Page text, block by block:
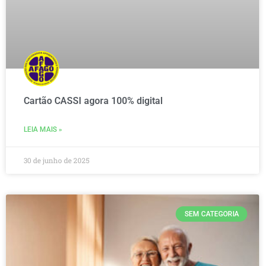
Cartão CASSI agora 100% digital
LEIA MAIS »
30 de junho de 2025
SEM CATEGORIA